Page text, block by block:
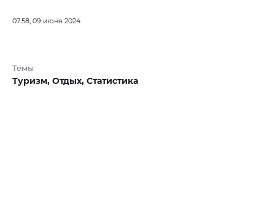
07:58, 09 июня 2024
Темы
Туризм, Отдых, Статистика